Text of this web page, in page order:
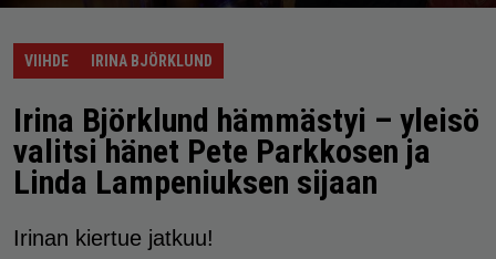
VIIHDE IRINA BJÖRKLUND
Irina Björklund hämmästyi – yleisö
valitsi hänet Pete Parkkosen ja
Linda Lampeniuksen sijaan
Irinan kiertue jatkuu!